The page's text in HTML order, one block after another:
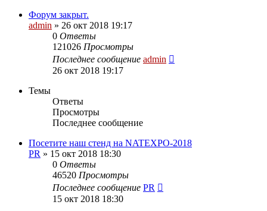
Форум закрыт.
admin » 26 окт 2018 19:17
0 Ответы
121026 Просмотры
Последнее сообщение admin
26 окт 2018 19:17
Темы
Ответы
Просмотры
Последнее сообщение
Посетите наш стенд на NATEXPO-2018
PR » 15 окт 2018 18:30
0 Ответы
46520 Просмотры
Последнее сообщение PR
15 окт 2018 18:30